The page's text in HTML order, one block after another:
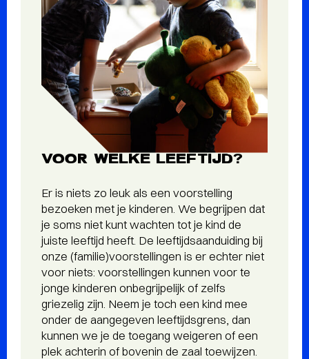
VOOR WELKE LEEFTIJD?
Er is niets zo leuk als een voorstelling
bezoeken met je kinderen. We begrijpen dat
je soms niet kunt wachten tot je kind de
juiste leeftijd heeft. De leeftijdsaanduiding bij
onze (familie)voorstellingen is er echter niet
voor niets: voorstellingen kunnen voor te
jonge kinderen onbegrijpelijk of zelfs
griezelig zijn. Neem je toch een kind mee
onder de aangegeven leeftijdsgrens, dan
kunnen we je de toegang weigeren of een
plek achterin of bovenin de zaal toewijzen.